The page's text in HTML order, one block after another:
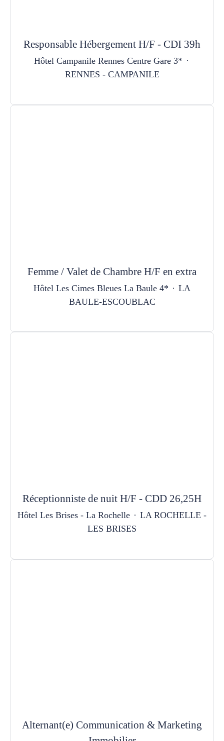
Responsable Hébergement H/F - CDI 39h
Hôtel Campanile Rennes Centre Gare 3* ·
RENNES - CAMPANILE
Femme / Valet de Chambre H/F en extra
Hôtel Les Cimes Bleues La Baule 4* · LA
BAULE-ESCOUBLAC
Réceptionniste de nuit H/F - CDD 26,25H
Hôtel Les Brises - La Rochelle · LA ROCHELLE -
LES BRISES
Alternant(e) Communication & Marketing